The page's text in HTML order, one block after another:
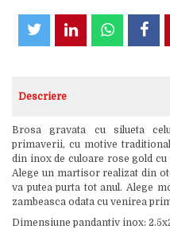
Descriere
Brosa gravata cu silueta
primaverii, cu motive
din inox de culoare rose gold
Alege un martisor realizat din
va putea purta tot anul. Alege
zambeasca odata cu venirea
Dimensiune pandantiv inox: